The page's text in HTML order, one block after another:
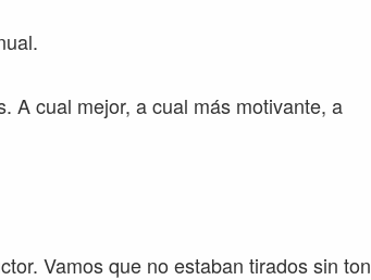
A cual mejor, a cual más motivante, a
Vamos que no estaban tirados sin ton